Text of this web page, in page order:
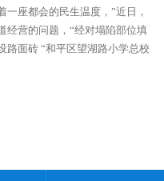
座都会的民生温度，”近日，
经营的问题，“经对塌陷部位填
路面砖 “和平区望湖路小学总校